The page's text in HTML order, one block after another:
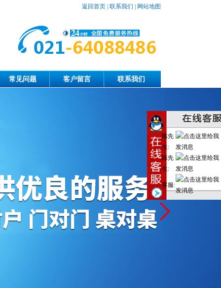
返回首页 联系我们 网站地图
常见问题 客户留言 联系我们
陈先
生:
陈先
生:
客服: